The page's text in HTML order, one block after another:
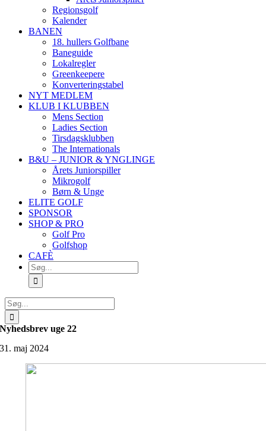
Regionsgolf
Kalender
BANEN
18. hullers Golfbane
Baneguide
Lokalregler
Greenkeepere
Konverteringstabel
NYT MEDLEM
KLUB I KLUBBEN
Mens Section
Ladies Section
Tirsdagsklubben
The Internationals
B&U – JUNIOR & YNGLINGE
Årets Juniorspiller
Mikrogolf
Børn & Unge
ELITE GOLF
SPONSOR
SHOP & PRO
Golf Pro
Golfshop
CAFÈ
Søg
efter:
Søg
efter:
Nyhedsbrev uge 22
31. maj 2024